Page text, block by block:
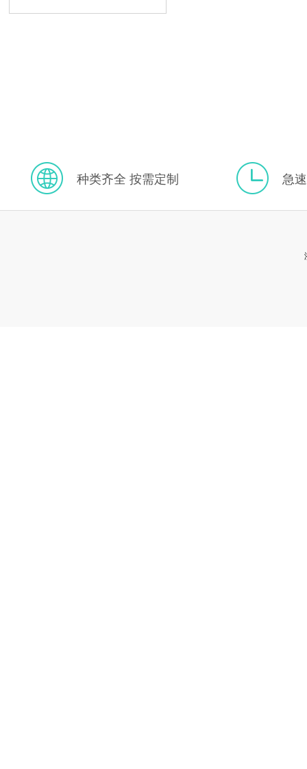
种类齐全 按需定制 急